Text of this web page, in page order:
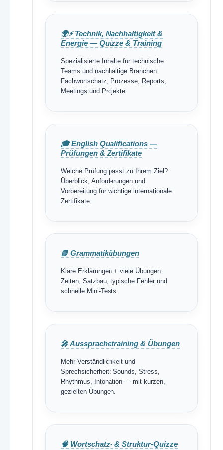
🌍⚡ Technik, Nachhaltigkeit &
Energie — Quizze & Training
Spezialisierte Inhalte für technische
Teams und nachhaltige Branchen:
Fachwortschatz, Prozesse, Reports,
Meetings und Projekte.
🎓 English Qualifications —
Prüfungen & Zertifikate
Welche Prüfung passt zu Ihrem Ziel?
Überblick, Anforderungen und
Vorbereitung für wichtige internationale
Zertifikate.
📘 Grammatikübungen
Klare Erklärungen + viele Übungen:
Zeiten, Satzbau, typische Fehler und
schnelle Mini-Tests.
🎤 Aussprachetraining & Übungen
Mehr Verständlichkeit und
Sprechsicherheit: Sounds, Stress,
Rhythmus, Intonation — mit kurzen,
gezielten Übungen.
🧠 Wortschatz- & Struktur-Quizze